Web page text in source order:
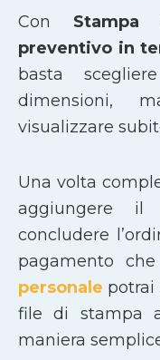
Con Stampa
preventivo in
basta
dimensioni,
visualizzare
Una volta
aggiungere
concludere
pagamento
personale potrai
file di stampa
maniera